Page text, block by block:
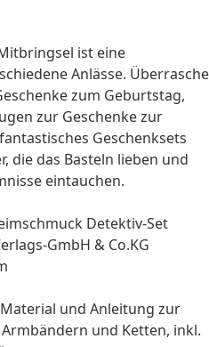
ist eine
Anlässe. Überrasche
zum Geburtstag,
zur Geschenke zur
Geschenksets
, die das Basteln lieben und
eintauchen.
Detektiv-Set
GmbH & Co.KG
und Anleitung zur
und Ketten, inkl.